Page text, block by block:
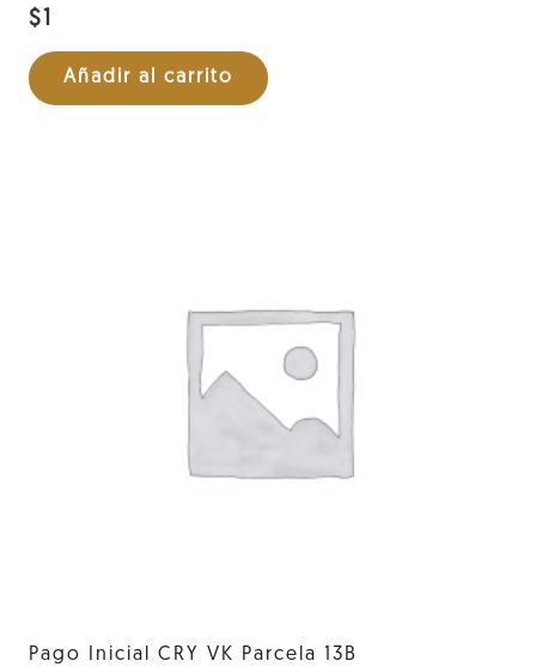
$ 1
Añadir al carrito
Pago Inicial CRY VK Parcela 13B